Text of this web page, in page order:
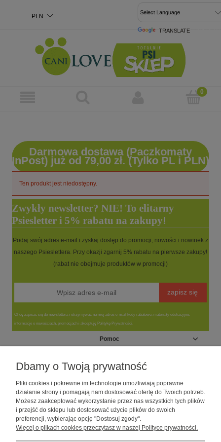
TRANSLATE
Darmowa dostawa (Paczkomaty
InPost) już od 79,00 zł. (Tylko PL i PLN)
Ten produkt jest niedostępny.
Zwykły newsletter? NIE! To elitarny
Psiesletter i 5% rabatu na zakupy!
Podaj swój adres e-mail i zyskaj dostęp do promocji, nowości i nowinek z
naszego Psieslettera. Przy okazji zgarnij 5% rabatu na pierwsze zakupy!
(rabat nie obejmuje produktów w promocji)
zapisz się
Chcę zapisać się do newslettera i otrzymywać na mój adres e-mail kody rabatowe, materiały edukacyjne,
informacje o nowościach, promocjach i akceptuję Politykę Prywatności.
Pomoc
Moje konto
Informacje
O nas
Sklep dla psów caniLOVE| NIP: 5251057141 | ul. Strzelecka 54/56, 64-
Dbamy o Twoją prywatność
Pliki cookies i pokrewne im technologie umożliwiają poprawne
działanie strony i pomagają nam dostosować ofertę do Twoich potrzeb.
Możesz zaakceptować wykorzystanie przez nas wszystkich tych plików
i przejść do sklepu lub dostosować użycie plików do swoich
preferencji, wybierając opcję "Dostosuj zgody".
Więcej o plikach cookies przeczytasz w naszej Polityce prywatności.